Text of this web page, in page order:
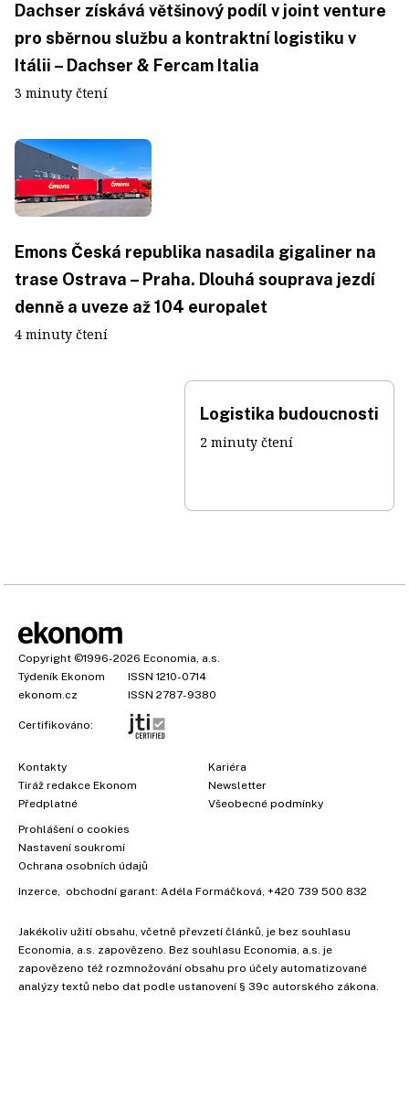
Dachser získává většinový podíl v joint venture
pro sběrnou službu a kontraktní logistiku v
Itálii – Dachser & Fercam Italia
3 minuty čtení
Emons Česká republika nasadila gigaliner na
trase Ostrava – Praha. Dlouhá souprava jezdí
denně a uveze až 104 europalet
4 minuty čtení
Logistika budoucnosti
2 minuty čtení
Copyright ©1996-2026 Economia, a.s.
Týdeník Ekonom
ISSN 1210-0714
ekonom.cz
ISSN 2787-9380
Certifikováno:
Kontakty
Tiráž redakce Ekonom
Předplatné
Kariéra
Newsletter
Všeobecné podmínky
Prohlášení o cookies
Nastavení soukromí
Ochrana osobních údajů
Inzerce , obchodní garant: Adéla Formáčková +420 739 500 832
Jakékoliv užití obsahu, včetně převzetí článků, je bez souhlasu
Economia, a.s. zapovězeno. Bez souhlasu Economia, a.s. je
zapovězeno též rozmnožování obsahu pro účely automatizované
analýzy textů nebo dat podle ustanovení § 39c autorského zákona.